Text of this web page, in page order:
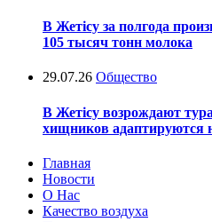
В Жетісу за полгода
105 тысяч тонн молока
29.07.26 Общество
В Жетісу возрождают
хищников адаптируются
Главная
Новости
О Нас
Качество воздуха